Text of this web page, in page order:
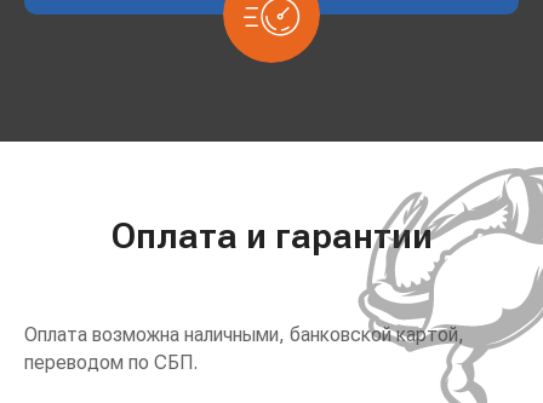
Оплата и гарантии
Оплата возможна наличными, банковской картой,
переводом по СБП.